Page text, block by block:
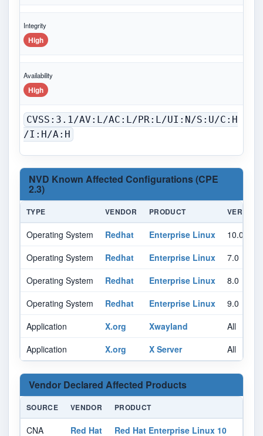
Integrity
High
Availability
High
CVSS:3.1/AV:L/AC:L/PR:L/UI:N/S:U/C:H
/I:H/A:H
NVD Known Affected Configurations (CPE
2.3)
TYPE VENDOR PRODUCT VERSION
Operating System Redhat Enterprise Linux
10.0
Operating System
Redhat Enterprise Linux
7.0
Operating System
Redhat Enterprise Linux
8.0
Operating System
Redhat Enterprise Linux
9.0
Application
X.org Xwayland
All
Application
X.org X Server All
Vendor Declared Affected Products
SOURCE VENDOR PRODUCT
CNA Red Hat
Red Hat Enterprise Linux 10